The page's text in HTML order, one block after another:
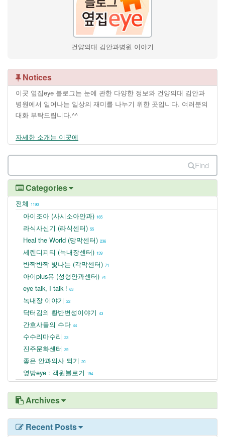
건양의대 김안과병원 이야기
Notices
이곳 옆집eye 블로그는 눈에 관한 다양한 정보와 건양의대 김안과
병원에서 일어나는 일상의 재미를 나누기 위한 곳입니다. 여러분의
대화 부탁드립니다.^^
자세한 소개는 이곳에
Find
Categories
전체 1190
아이조아 (사시소아안과) 165
라식사신기 (라식센터) 55
Heal the World (망막센터) 236
세렌디피티 (녹내장센터) 139
반짝반짝 빛나는 (각막센터) 71
아이plus유 (성형안과센터) 74
eye talk, I talk ! 63
녹내장 이야기 22
닥터김의 황반변성이야기 43
간호사들의 수다 44
수수리마수리 23
진주문화센터 39
좋은 안과의사 되기 20
옆방eye : 객원블로거 194
Archives
Recent Posts